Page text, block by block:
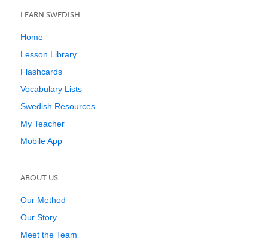
LEARN SWEDISH
Home
Lesson Library
Flashcards
Vocabulary Lists
Swedish Resources
My Teacher
Mobile App
ABOUT US
Our Method
Our Story
Meet the Team